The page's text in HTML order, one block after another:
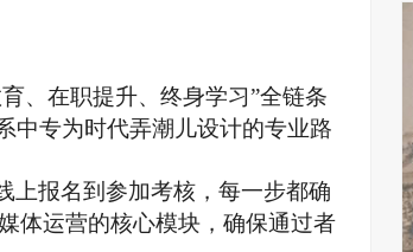
、在职提升、终身学习”全链条
中专为时代弄潮儿设计的专业路
上报名到参加考核，每一步都确
体运营的核心模块，确保通过者